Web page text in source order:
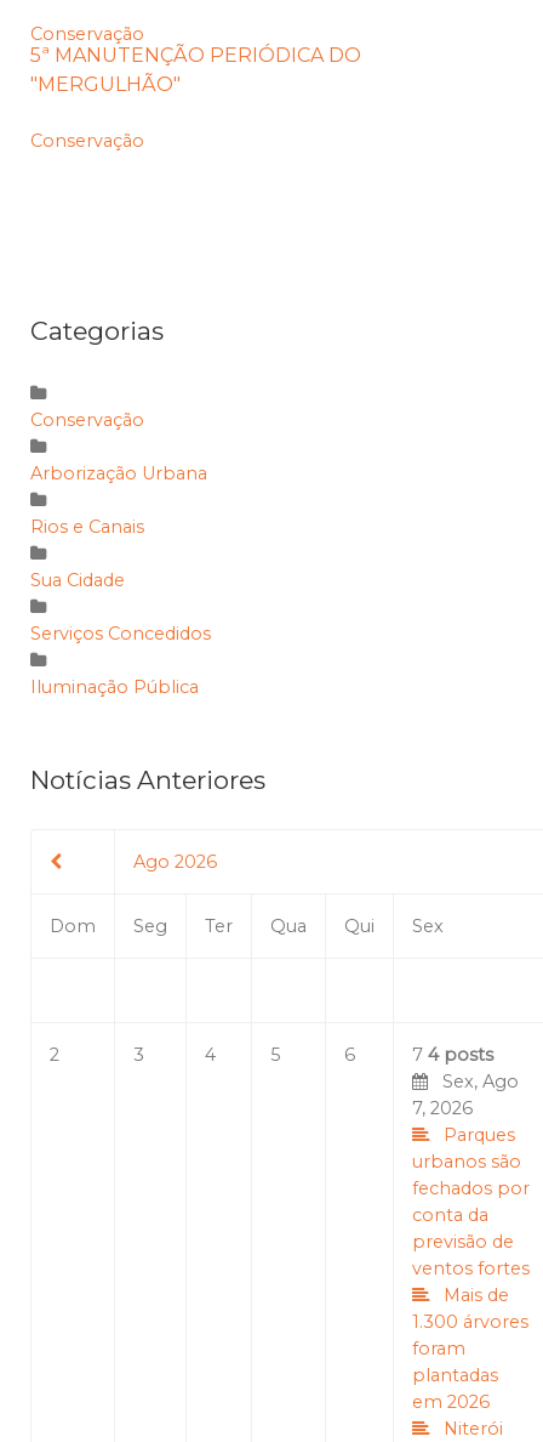
Conservação
5ª MANUTENÇÃO PERIÓDICA DO
"MERGULHÃO"
Conservação
Categorias
Conservação
Arborização Urbana
Rios e Canais
Sua Cidade
Serviços Concedidos
Iluminação Pública
Notícias Anteriores
Ago 2026
Dom Seg Ter Qua Qui Sex
2 3 4 5 6 7 4 posts
Sex, Ago
7, 2026
Parques
urbanos são
fechados por
conta da
previsão de
ventos fortes
Mais de
1.300 árvores
foram
plantadas
em 2026
Niterói